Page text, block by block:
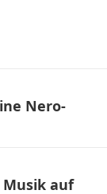
Nero-
Musik auf